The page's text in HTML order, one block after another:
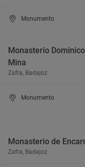
Monumento
Monasterio
Mina
Zafra, Badajoz
Monumento
Monasterio de
Zafra, Badajoz